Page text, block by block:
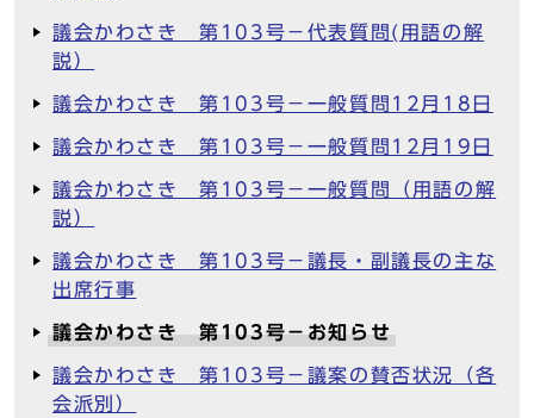
議会かわさき 第103号－代表質問(用語の解
説）
議会かわさき 第103号－一般質問12月18日
議会かわさき 第103号－一般質問12月19日
議会かわさき 第103号－一般質問（用語の解
説）
議会かわさき 第103号－議長・副議長の主な
出席行事
議会かわさき 第103号－お知らせ
議会かわさき 第103号－議案の賛否状況（各
会派別）